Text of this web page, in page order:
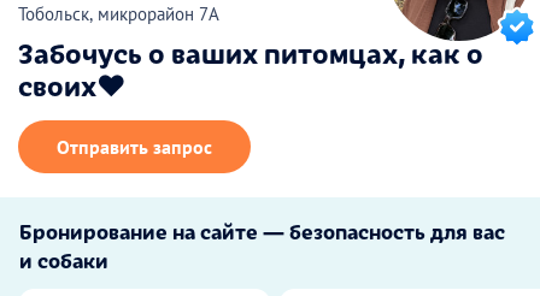
Тобольск, микрорайон 7А
Забочусь о ваших питомцах, как о
своих❤️
Отправить запрос
Бронирование на сайте — безопасность для вас
и собаки